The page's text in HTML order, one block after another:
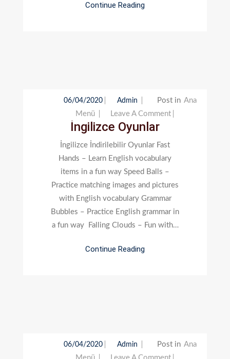
Continue Reading
06/04/2020 Admin Post in Ana
Menü
Leave A Comment
İngilizce Oyunlar
İngilizce İndirilebilir Oyunlar Fast
Hands – Learn English vocabulary
items in a fun way Speed Balls –
Practice matching images and pictures
with English vocabulary Grammar
Bubbles – Practice English grammar in
a fun way Falling Clouds – Fun with…
Continue Reading
06/04/2020 Admin Post in Ana
Menü
Leave A Comment